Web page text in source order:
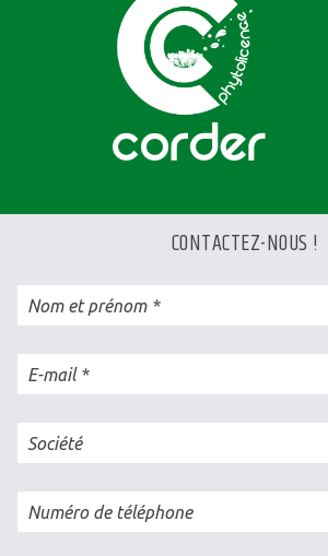
CONTACTEZ-NOUS !
Nom et prénom
E-mail
Société
Numéro de téléphone